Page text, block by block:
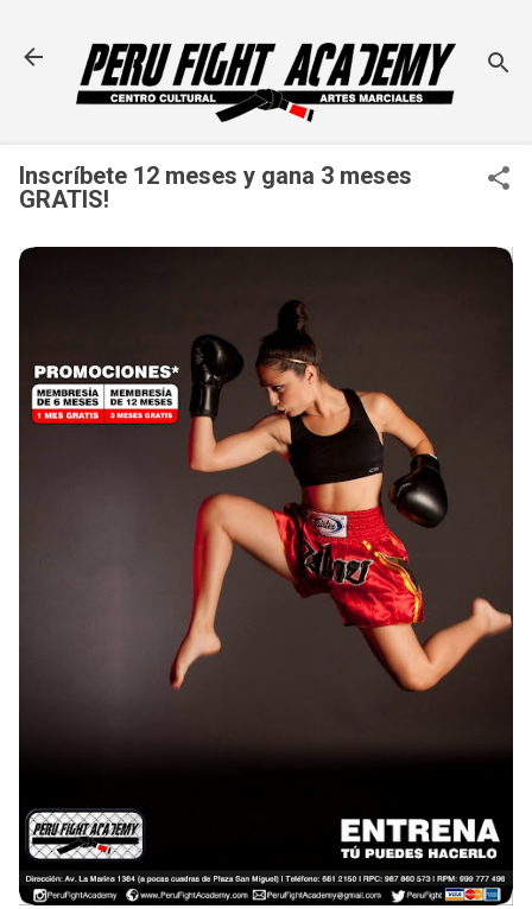
Inscríbete 12 meses y gana 3 meses
GRATIS!